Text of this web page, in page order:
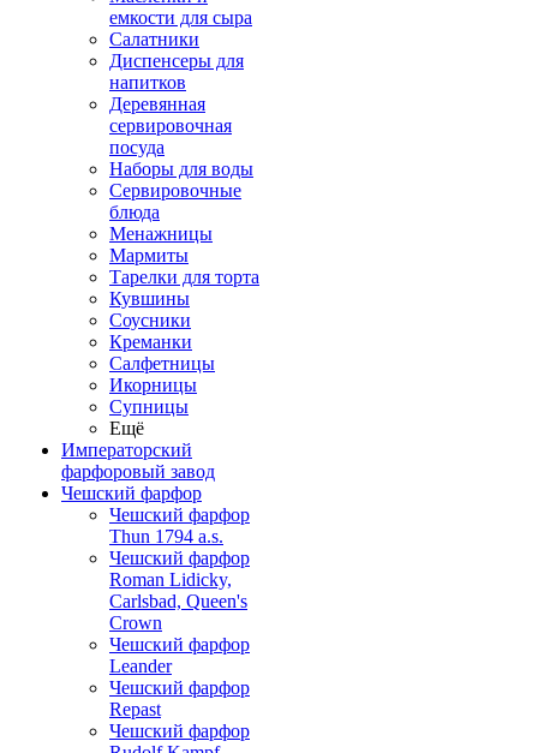
емкости для сыра
Салатники
Диспенсеры для
напитков
Деревянная
сервировочная
посуда
Наборы для воды
Сервировочные
блюда
Менажницы
Мармиты
Тарелки для торта
Кувшины
Соусники
Креманки
Салфетницы
Икорницы
Супницы
Ещё
Императорский
фарфоровый завод
Чешский фарфор
Чешский фарфор
Thun 1794 a.s.
Чешский фарфор
Roman Lidicky,
Carlsbad, Queen's
Crown
Чешский фарфор
Leander
Чешский фарфор
Repast
Чешский фарфор